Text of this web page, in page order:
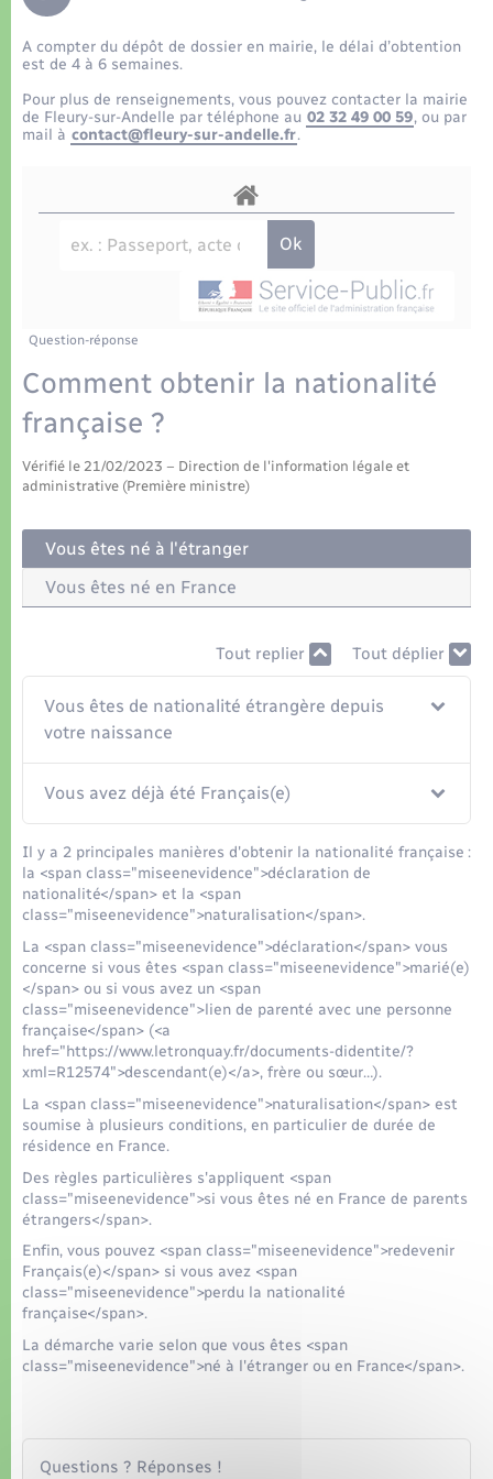
Eau - Assainissement
Transports
Transports scolaires
Logement - Urbanisme
Loisirs
Nouvel habitant
Numérique
Organisation d’événement
Sécurité - Prévention
Voirie et espace public
Travaux - Autorisation d’occupation de l’espace
public
Plan interactif
Présentation de la commune
La Communauté de communes
A compter du dépôt de dossier en mairie, le délai d’obtention
est de 4 à 6 semaines.
Pour plus de renseignements, vous pouvez contacter la mairie
de Fleury-sur-Andelle par téléphone au 02 32 49 00 59, ou par
mail à contact@fleury-sur-andelle.fr.
Question-réponse
Comment obtenir la nationalité
française ?
Vérifié le 21/02/2023 – Direction de l'information légale et
administrative (Première ministre)
Vous êtes né à l'étranger
Vous êtes né en France
Tout replier Tout déplier
Vous êtes de nationalité étrangère depuis
votre naissance
Vous avez déjà été Français(e)
Il y a 2 principales manières d'obtenir la nationalité française :
la <span class="miseenevidence">déclaration de
nationalité</span> et la <span
class="miseenevidence">naturalisation</span>.
La <span class="miseenevidence">déclaration</span> vous
concerne si vous êtes <span class="miseenevidence">marié(e)
</span> ou si vous avez un <span
class="miseenevidence">lien de parenté avec une personne
française</span> (<a
href="https://www.letronquay.fr/documents-didentite/?
xml=R12574">descendant(e)</a>, frère ou sœur…).
La <span class="miseenevidence">naturalisation</span> est
soumise à plusieurs conditions, en particulier de durée de
résidence en France.
Des règles particulières s'appliquent <span
class="miseenevidence">si vous êtes né en France de parents
étrangers</span>.
Enfin, vous pouvez <span class="miseenevidence">redevenir
Français(e)</span> si vous avez <span
class="miseenevidence">perdu la nationalité
française</span>.
La démarche varie selon que vous êtes <span
class="miseenevidence">né à l'étranger ou en France</span>.
Questions ? Réponses !